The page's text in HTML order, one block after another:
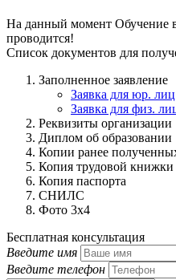
На данный момент Обучение
проводится!
Список документов для
Заполненное заявление
Заявка для юр. лиц
Заявка для физ.
Реквизиты организации
Диплом об образовании
Копии ранее
Копия трудовой
Копия паспорта
СНИЛС
Фото 3x4
Бесплатная консультация
Введите имя
Введите телефон